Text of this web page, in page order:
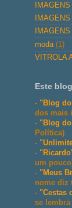
moda (1)
VITROLA
Este
- "Blog
dos mais
- "Blog
Política)
-
-
um
- "Meus
nome diz
- "Cestas
se lembra